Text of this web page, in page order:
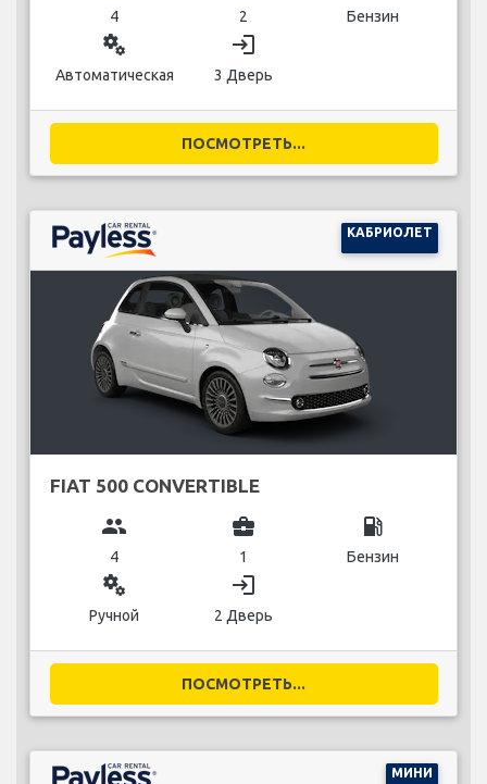
4 2 Бензин
miscellaneous_services
Автоматическая
login
3 Дверь
ПОСМОТРЕТЬ...
КАБРИОЛЕТ
FIAT 500 CONVERTIBLE
group
4
business_center
1
local_gas_station
Бензин
miscellaneous_services
Ручной
login
2 Дверь
ПОСМОТРЕТЬ...
МИНИ